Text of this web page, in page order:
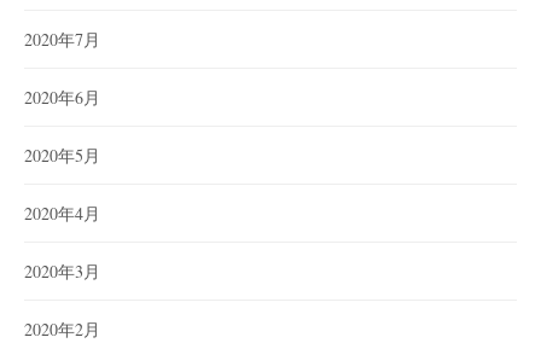
2020年7月
2020年6月
2020年5月
2020年4月
2020年3月
2020年2月